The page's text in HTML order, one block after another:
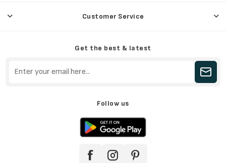
Customer Service
Get the best & latest
Follow us